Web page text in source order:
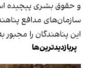
و حقوق بشری پیچیده
سازمان‌های مدافع
این پناهندگان را
پربازدیدترین‌ها